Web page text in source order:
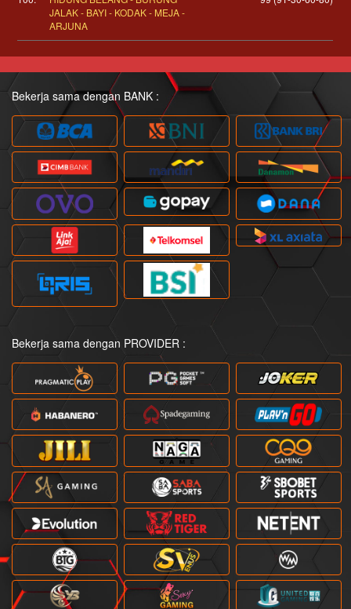
JALAK - BAYI - KODAK - MEJA -
ARJUNA
Bekerja sama dengan BANK :
Bekerja sama dengan PROVIDER :